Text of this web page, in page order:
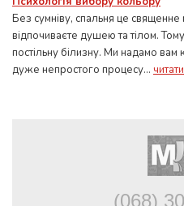
Без сумніву, спальня це священне
відпочиваєте душею та тілом.
постільну білизну. Ми надамо
дуже непростого процесу... читати
(068)